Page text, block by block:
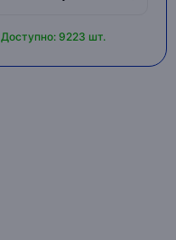
Доступно: 9223 шт.